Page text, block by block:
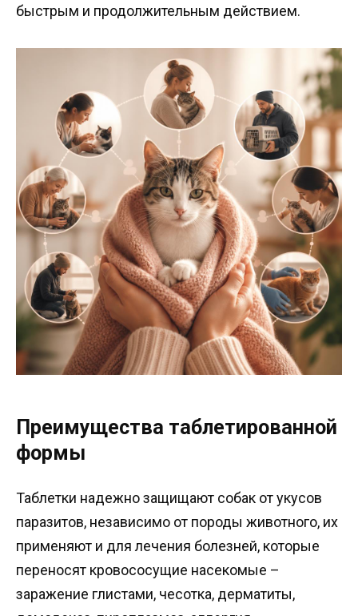
быстрым и продолжительным действием.
Преимущества таблетированной
формы
Таблетки надежно защищают собак от укусов
паразитов, независимо от породы животного, их
применяют и для лечения болезней, которые
переносят кровососущие насекомые –
заражение глистами, чесотка, дерматиты,